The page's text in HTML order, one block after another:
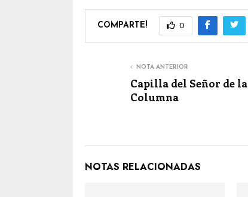
COMPARTE! 0
NOTA ANTERIOR
Capilla del Señor de la
Columna
NOTAS RELACIONADAS